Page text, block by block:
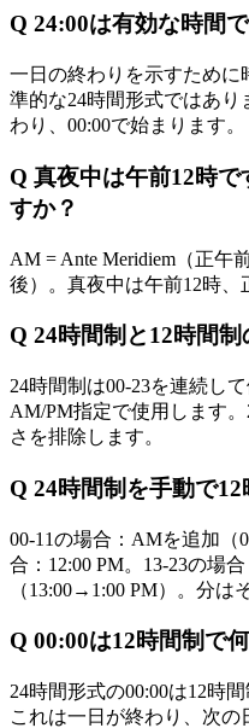
Q 24:00は有効な時間
一日の終わりを示すために
準的な24時間形式ではあり
わり、00:00で始まります。
Q 真夜中は午前12時
すか？
AM = Ante Meridiem（正午
後）。真夜中は午前12時、
Q 24時間制と12時間
24時間制は00-23を連続し
AM/PM指定で使用します
さを排除します。
Q 24時間制を手動で
00-11の場合：AMを追加（
合：12:00 PM。13-23の場
（13:00→1:00 PM）。分は
Q 00:00は12時間制で
24時間形式の00:00は12時
これは一日が終わり、次